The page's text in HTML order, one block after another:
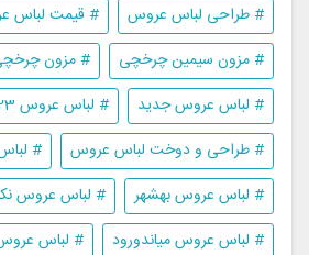
# طراحی لباس عروس
# قیمت لباس
# مزون سیمین چرخچی
# مزون
# لباس عروس جدید
# لباس عروس 2023
# طراحی و دوخت لباس عروس
#
# لباس عروس بهشهر
# لباس عروس
# لباس عروس میاندورود
# لباس عروس